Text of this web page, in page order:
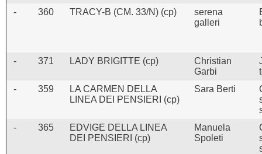
- 360 TRACY-B (CM. 33/N) (cp)
serena
galleri
- 371 LADY BRIGITTE (cp)
Christian
Garbi
-
359
LA CARMEN DELLA
LINEA DEI PENSIERI (cp)
Sara Berti
-
365
EDVIGE DELLA LINEA
DEI PENSIERI (cp)
Manuela
Spoleti